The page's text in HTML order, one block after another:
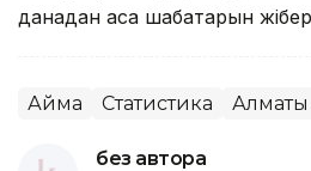
данадан аса шабақтарын
Аймақ Статистика
без автора